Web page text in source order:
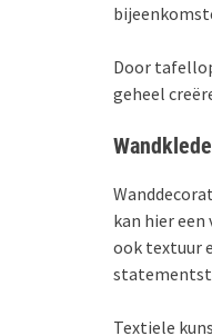
Door
geheel
kan hier
ook textuur
Textiele